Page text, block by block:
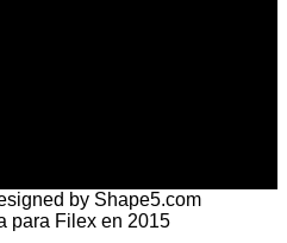
by Shape5.com
para Filex en 2015